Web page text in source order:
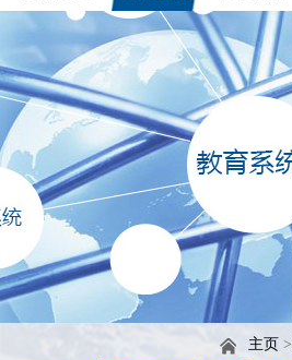
主页 >